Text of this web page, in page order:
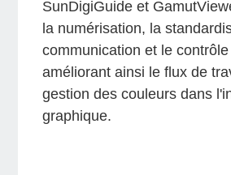
SunDigiGuide et
la numérisation, la
communication et le
améliorant ainsi le flux de
gestion des couleurs dans
graphique.